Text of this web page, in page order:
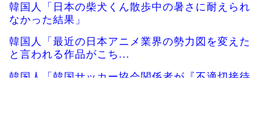
韓国人「日本の柴犬くん散歩中の暑さに耐えられ
なかった結果」
韓国人「最近の日本アニメ業界の勢力図を変えた
と言われる作品がこち...
韓国人「韓国サッカー協会関係者が『不適切接待